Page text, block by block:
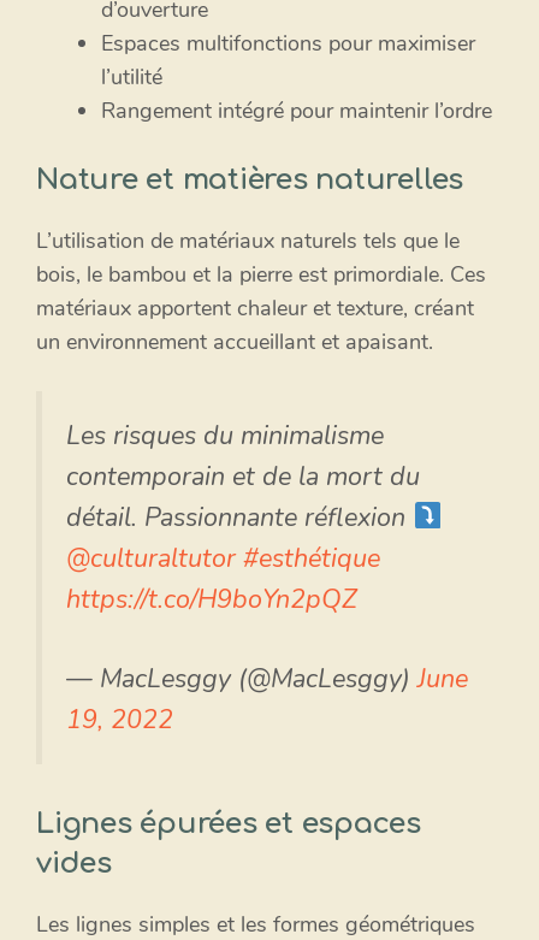
d’ouverture
Espaces multifonctions pour maximiser
l’utilité
Rangement intégré pour maintenir l’ordre
Nature et matières naturelles
L’utilisation de matériaux naturels tels que le
bois, le bambou et la pierre est primordiale. Ces
matériaux apportent chaleur et texture, créant
un environnement accueillant et apaisant.
Les risques du minimalisme
contemporain et de la mort du
détail. Passionnante réflexion
@culturaltutor #esthétique
https://t.co/H9boYn2pQZ
— MacLesggy (@MacLesggy)June
19, 2022
Lignes épurées et espaces
vides
Les lignes simples et les formes géométriques